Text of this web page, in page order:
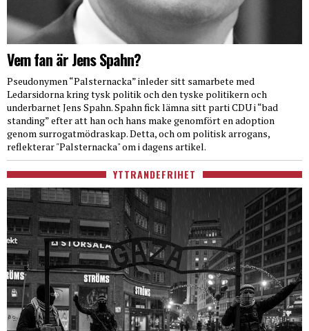
Vem fan är Jens Spahn?
Pseudonymen “Palsternacka” inleder sitt samarbete med
Ledarsidorna kring tysk politik och den tyske politikern och
underbarnet Jens Spahn. Spahn fick lämna sitt parti CDU i “bad
standing” efter att han och hans make genomfört en adoption
genom surrogatmödraskap. Detta, och om politisk arrogans,
reflekterar "Palsternacka" om i dagens artikel.
YTTRANDEFRIHET